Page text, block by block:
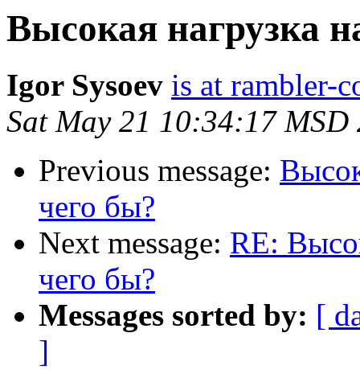
Высокая нагрузка
Igor Sysoev is at rambler-
Sat May 21 10:34:17 MSD
Previous message:
чего бы?
Next message: RE:
чего бы?
Messages sorted by: [
]